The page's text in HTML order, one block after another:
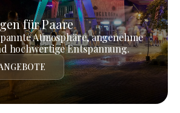
für Paare
Atmosphäre, angenehme
hochwertige Entspannung.